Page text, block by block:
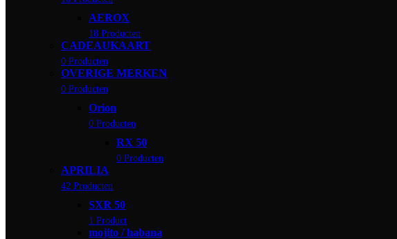
AEROX
18 Producten
CADEAUKAART
0 Producten
OVERIGE MERKEN
0 Producten
Orion
0 Producten
RX 50
0 Producten
APRILIA
42 Producten
SXR 50
1 Product
mojito / habana